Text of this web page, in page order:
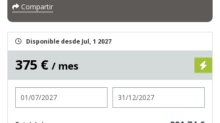
Compartir
Disponible desde Jul, 1 2027
375 € / mes